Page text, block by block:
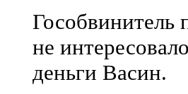
Гособвинитель
не
деньги Васин.